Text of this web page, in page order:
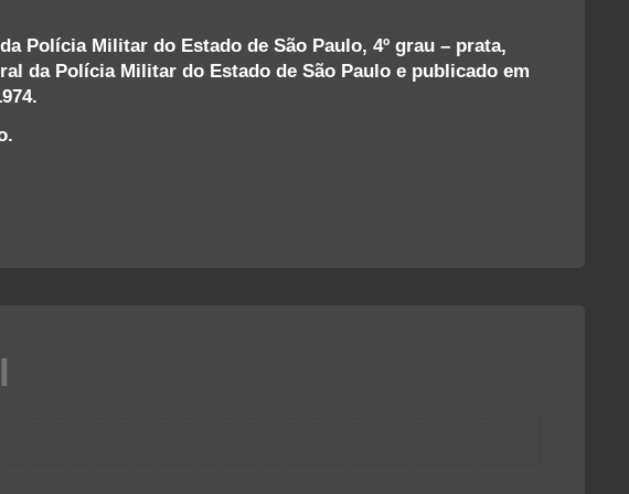
Polícia Militar do Estado de São Paulo, 4º grau – prata,
da Polícia Militar do Estado de São Paulo e publicado em